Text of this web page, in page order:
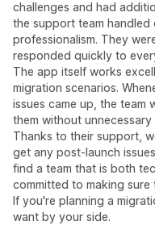
challenges and had
the support team
professionalism. They
responded quickly to
The app itself works
migration scenarios.
issues came up, the team
them without
Thanks to their support,
get any post-launch
find a team that is both
committed to making sure
If you're planning a
want by your side.